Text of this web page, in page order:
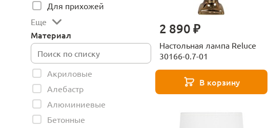
Для прихожей
Еще
Материал
Акриловые
Алебастр
Алюминиевые
Бетонные
2 890 ₽
Настольная лампа Reluce
30166-0.7-01
В корзину